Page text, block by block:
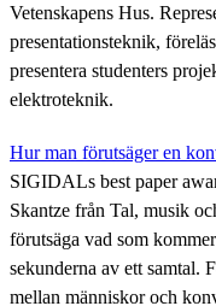
Vetenskapens Hus.
presentationsteknik,
presentera studenters
elektroteknik.
Hur man förutsäger en
SIGIDALs best paper
Skantze från Tal, musik
förutsäga vad som
sekunderna av ett samtal.
mellan människor och